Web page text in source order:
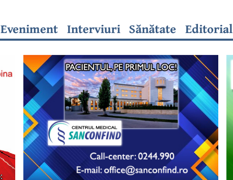
Eveniment Interviuri Sănătate Editorial